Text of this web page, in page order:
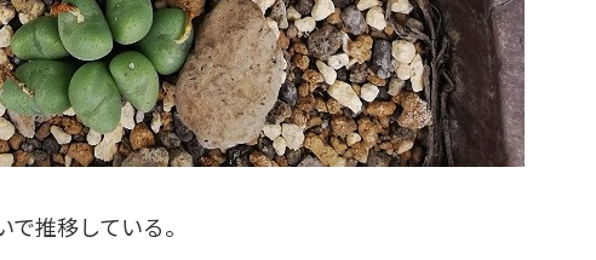
推移している。